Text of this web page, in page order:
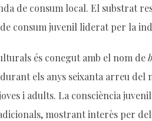
de consum local. El substrat
consum juvenil liderat per la
és conegut amb el nom de
els anys seixanta arreu del
i adults. La consciència
mostrant interès per